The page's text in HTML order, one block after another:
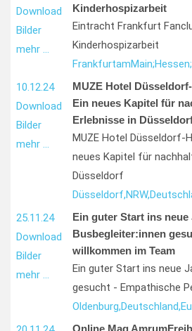
Download
Bilder
mehr …
Kinderhospizarbeit
Eintracht Frankfurt
Kinderhospizarbeit
FrankfurtamMain;Hessen;
10.12.24
Download
Bilder
mehr …
MUZE Hotel
Ein neues Kapitel für
Erlebnisse in
MUZE Hotel Düsseldorf-
neues Kapitel für
Düsseldorf
Düsseldorf,NRW,
25.11.24
Download
Bilder
mehr …
Ein guter Start ins
Busbegleiter:innen
willkommen im Team
Ein guter Start ins neue
gesucht - Empathische
Oldenburg,Deutschland,